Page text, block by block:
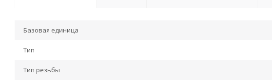
Базовая единица
Тип
Тип резьбы